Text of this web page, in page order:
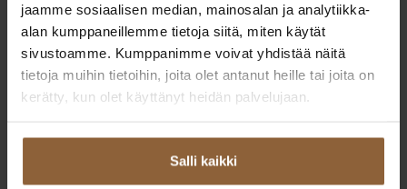
jaamme sosiaalisen median, mainosalan ja analytiikka-
alan kumppaneillemme tietoja siitä, miten käytät
sivustoamme. Kumppanimme voivat yhdistää näitä
tietoja muihin tietoihin, joita olet antanut heille tai joita on
kerätty, kun olet käyttänyt heidän palvelujaan.
Salli kaikki
Janne Junnila
if.olatngised@alinnuj.ennaj